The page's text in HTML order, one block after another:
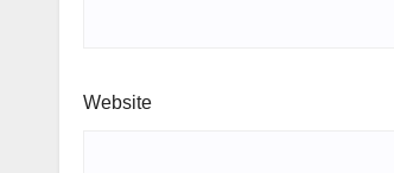
Website